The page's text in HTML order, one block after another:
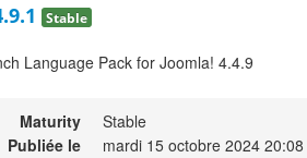
Stable
Language Pack for Joomla! 4.4.9
Maturity
Stable
Publiée le
mardi 15 octobre 2024 20:08